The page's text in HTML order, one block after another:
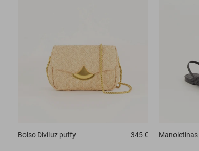
Bolso Diviluz puffy 345 € Manoletinas